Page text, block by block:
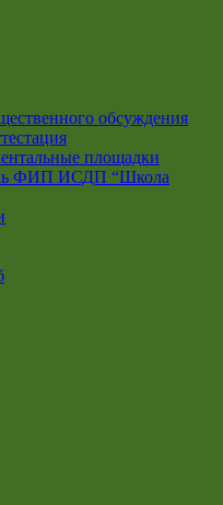
обсуждения
площадки
ФИП ИСДП “Школа